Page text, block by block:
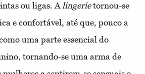
ou ligas. Alingerietornou-se
e confortável, até que, pouco a
uma parte essencial do
tornando-se uma arma de